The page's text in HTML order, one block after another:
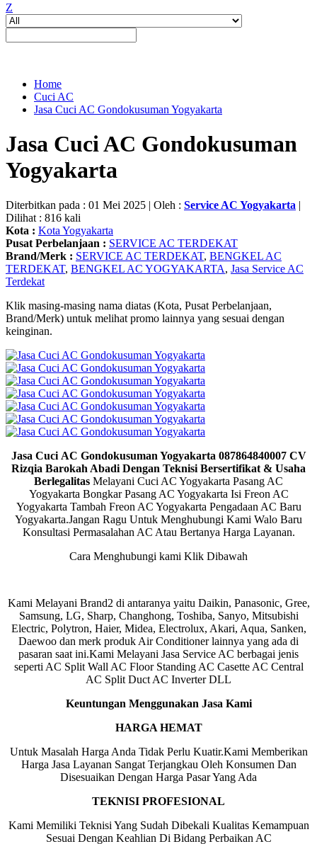
Z
Home
Cuci AC
Jasa Cuci AC Gondokusuman Yogyakarta
Jasa Cuci AC Gondokusuman
Yogyakarta
Diterbitkan pada : 01 Mei 2025 | Oleh : Service AC Yogyakarta |
Dilihat : 816 kali
Kota : Kota Yogyakarta
Pusat Perbelanjaan : SERVICE AC TERDEKAT
Brand/Merk : SERVICE AC TERDEKAT, BENGKEL AC
TERDEKAT, BENGKEL AC YOGYAKARTA, Jasa Service AC
Terdekat
Klik masing-masing nama diatas (Kota, Pusat Perbelanjaan,
Brand/Merk) untuk melihat promo lainnya yang sesuai dengan
keinginan.
Jasa Cuci AC Gondokusuman Yogyakarta 087864840007 CV
Rizqia Barokah Abadi Dengan Teknisi Bersertifikat & Usaha
Berlegalitas Melayani Cuci AC Yogyakarta Pasang AC
Yogyakarta Bongkar Pasang AC Yogyakarta Isi Freon AC
Yogyakarta Tambah Freon AC Yogyakarta Pengadaan AC Baru
Yogyakarta.Jangan Ragu Untuk Menghubungi Kami Walo Baru
Konsultasi Permasalahan AC Atau Bertanya Harga Layanan.
Cara Menghubungi kami Klik Dibawah
Kami Melayani Brand2 di antaranya yaitu Daikin, Panasonic, Gree,
Samsung, LG, Sharp, Changhong, Toshiba, Sanyo, Mitsubishi
Electric, Polytron, Haier, Midea, Electrolux, Akari, Aqua, Sanken,
Daewoo dan merk produk Air Conditioner lainnya yang ada di
pasaran saat ini.Kami Melayani Jasa Service AC berbagai jenis
seperti AC Split Wall AC Floor Standing AC Casette AC Central
AC Split Duct AC Inverter DLL
Keuntungan Menggunakan Jasa Kami
HARGA HEMAT
Untuk Masalah Harga Anda Tidak Perlu Kuatir.Kami Memberikan
Harga Jasa Layanan Sangat Terjangkau Oleh Konsumen Dan
Disesuaikan Dengan Harga Pasar Yang Ada
TEKNISI PROFESIONAL
Kami Memiliki Teknisi Yang Sudah Dibekali Kualitas Kemampuan
Sesuai Dengan Keahlian Di Bidang Perbaikan AC